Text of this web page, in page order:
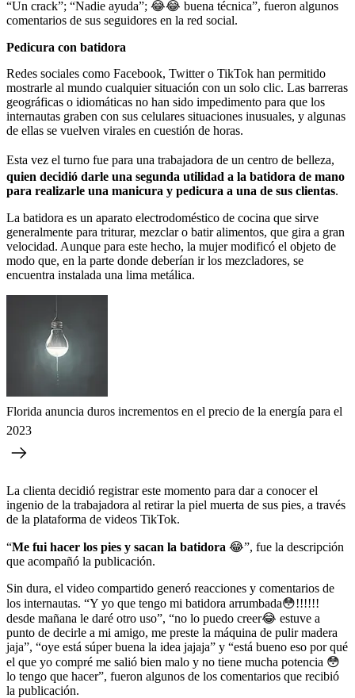
“Un crack”; “Nadie ayuda”; 😂😂 buena técnica”, fueron algunos
comentarios de sus seguidores en la red social.
Pedicura con batidora
Redes sociales como Facebook, Twitter o TikTok han permitido
mostrarle al mundo cualquier situación con un solo clic. Las barreras
geográficas o idiomáticas no han sido impedimento para que los
internautas graben con sus celulares situaciones inusuales, y algunas
de ellas se vuelven virales en cuestión de horas.
Esta vez el turno fue para una trabajadora de un centro de belleza,
quien decidió darle una segunda utilidad a la batidora de mano
para realizarle una manicura y pedicura a una de sus clientas.
La batidora es un aparato electrodoméstico de cocina que sirve
generalmente para triturar, mezclar o batir alimentos, que gira a gran
velocidad. Aunque para este hecho, la mujer modificó el objeto de
modo que, en la parte donde deberían ir los mezcladores, se
encuentra instalada una lima metálica.
Florida anuncia duros incrementos en el precio de la energía para el
2023
La clienta decidió registrar este momento para dar a conocer el
ingenio de la trabajadora al retirar la piel muerta de sus pies, a través
de la plataforma de videos TikTok.
“Me fui hacer los pies y sacan la batidora 😂”, fue la descripción
que acompañó la publicación.
Sin dura, el video compartido generó reacciones y comentarios de
los internautas. “Y yo que tengo mi batidora arrumbada😳!!!!!!
desde mañana le daré otro uso”, “no lo puedo creer😂 estuve a
punto de decirle a mi amigo, me preste la máquina de pulir madera
jaja”, “oye está súper buena la idea jajaja” y “está bueno eso por qué
el que yo compré me salió bien malo y no tiene mucha potencia 😳
lo tengo que hacer”, fueron algunos de los comentarios que recibió
la publicación.